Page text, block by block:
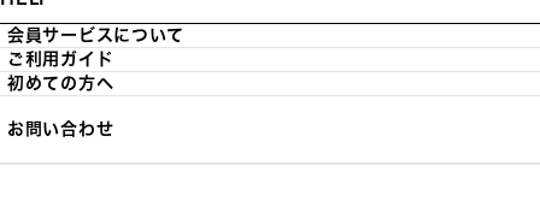
会員サービスについて
ご利用ガイド
初めての方へ
お問い合わせ